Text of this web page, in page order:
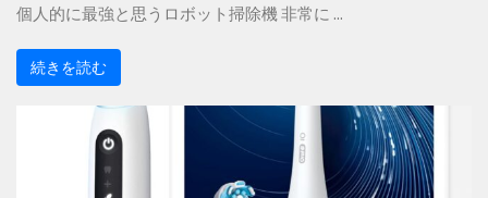
個人的に最強と思うロボット掃除機 非常に ...
続きを読む